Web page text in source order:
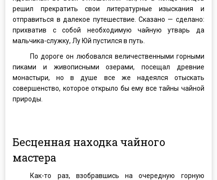
решил прекратить свои литературные изыскания и
отправиться в далекое путешествие. Сказано — сделано:
прихватив с собой необходимую чайную утварь да
мальчика-служку, Лу Юй пустился в путь.
По дороге он любовался величественными горными
пиками и живописными озерами, посещал древние
монастыри, но в душе все же надеялся отыскать
совершенство, которое открыло бы ему все тайны чайной
природы.
Бесценная находка чайного
мастера
Как-то раз, взобравшись на очередную горную